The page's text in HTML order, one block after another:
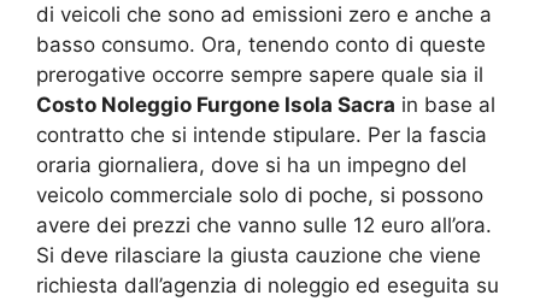
di veicoli che sono ad emissioni zero e anche a
basso consumo. Ora, tenendo conto di queste
prerogative occorre sempre sapere quale sia il
Costo Noleggio Furgone Isola Sacra in base al
contratto che si intende stipulare. Per la fascia
oraria giornaliera, dove si ha un impegno del
veicolo commerciale solo di poche, si possono
avere dei prezzi che vanno sulle 12 euro all’ora.
Si deve rilasciare la giusta cauzione che viene
richiesta dall’agenzia di noleggio ed eseguita su